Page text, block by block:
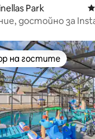
5, 150 отзива
Park
достойно за
– голф
избор на
на гостите